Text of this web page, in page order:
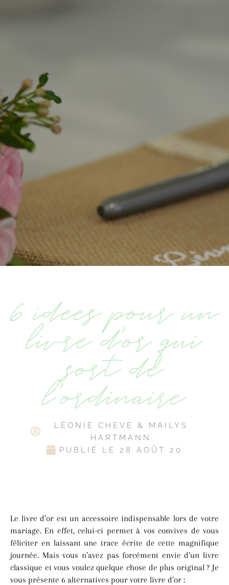
6 idées pour un
livre d’or qui
sort de
l’ordinaire
LÉONIE CHEVE & MAILYS
HARTMANN
PUBLIÉ LE
28 AOÛT 20
Le livre d’or est un accessoire indispensable lors de votre
mariage. En effet, celui-ci permet à vos convives de vous
féliciter en laissant une trace écrite de cette magnifique
journée. Mais vous n’avez pas forcément envie d’un livre
classique et vous voulez quelque chose de plus original ? Je
vous présente 6 alternatives pour votre livre d’or :